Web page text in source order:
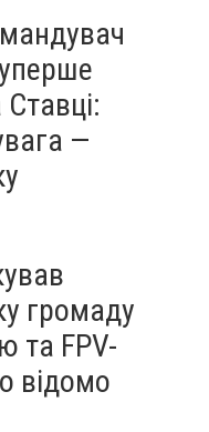
—
громаду
та FPV-
відомо